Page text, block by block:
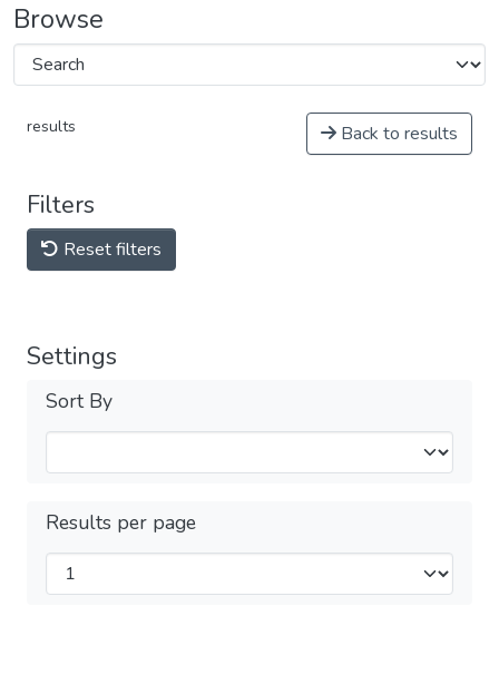
Browse
results Back to results
Filters
Reset filters
Settings
Sort By
Results per page